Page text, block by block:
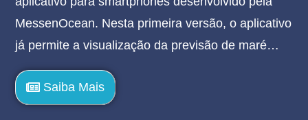
MessenOcean. Nesta primeira versão, o aplicativo
já permite a visualização da previsão de maré…
Saiba Mais